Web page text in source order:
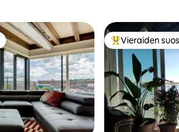
Vieraiden
Vieraiden